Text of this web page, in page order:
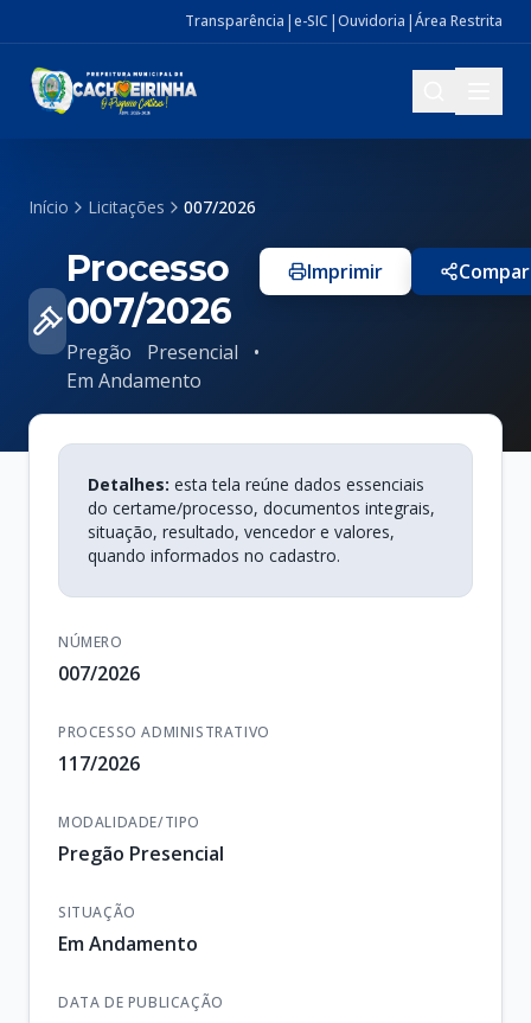
Transparência |e-SIC |Ouvidoria |Área Restrita
Início Licitações 007/2026
Processo
007/2026
Pregão Presencial •
Em Andamento
Imprimir
Detalhes: esta tela reúne dados essenciais
do certame/processo, documentos integrais,
situação, resultado, vencedor e valores,
quando informados no cadastro.
NÚMERO
007/2026
PROCESSO ADMINISTRATIVO
117/2026
MODALIDADE/TIPO
Pregão Presencial
SITUAÇÃO
Em Andamento
DATA DE PUBLICAÇÃO